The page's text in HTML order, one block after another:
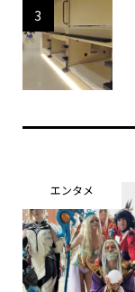
3
エンタメ